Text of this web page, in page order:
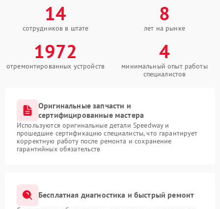
14
сотрудников в штате
8
лет на рынке
1972
отремонтированных устройств
4
минимальный опыт работы
специалистов
Оригинальные запчасти и
сертифицированные мастера
Используются оригинальные детали Speedway и
прошедшие сертификацию специалисты, что гарантирует
корректную работу после ремонта и сохранение
гарантийных обязательств
Бесплатная диагностика и быстрый ремонт